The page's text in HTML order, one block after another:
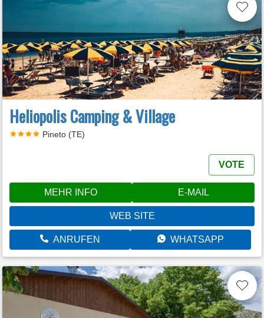
Heliopolis Camping & Village
Pineto (TE)
VOTE
MEHR INFO E-MAIL
WEB SITE
ANRUFEN WHATSAPP